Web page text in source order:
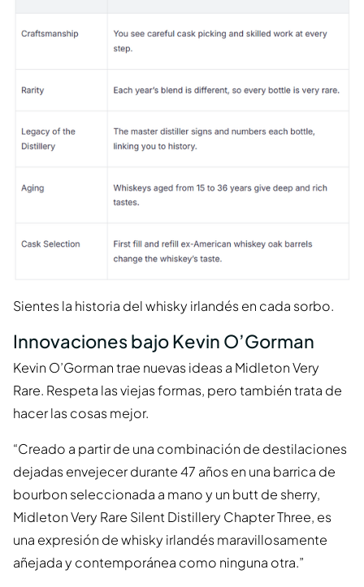
Sientes la historia del whisky irlandés en cada sorbo.
Innovaciones bajo Kevin O’Gorman
Kevin O’Gorman trae nuevas ideas a Midleton Very
Rare. Respeta las viejas formas, pero también trata de
hacer las cosas mejor.
“Creado a partir de una combinación de destilaciones
dejadas envejecer durante 47 años en una barrica de
bourbon seleccionada a mano y un butt de sherry,
Midleton Very Rare Silent Distillery Chapter Three, es
una expresión de whisky irlandés maravillosamente
añejada y contemporánea como ninguna otra.”